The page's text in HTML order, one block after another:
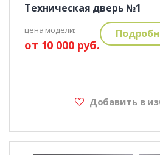
Техническая дверь №1
цена модели:
от 10 000 руб.
Добавить в